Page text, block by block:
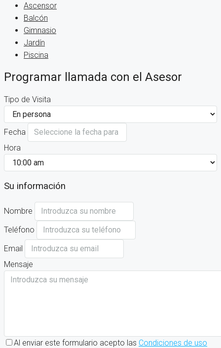
Ascensor
Balcón
Gimnasio
Jardín
Piscina
Programar llamada con el Asesor
Tipo de Visita
Fecha
Hora
Su información
Nombre
Teléfono
Email
Mensaje
Al enviar este formulario acepto las Condiciones de uso